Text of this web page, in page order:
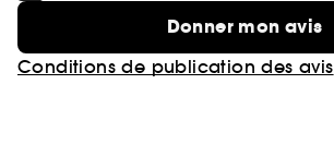
Donner mon avis
Conditions de publication des avis